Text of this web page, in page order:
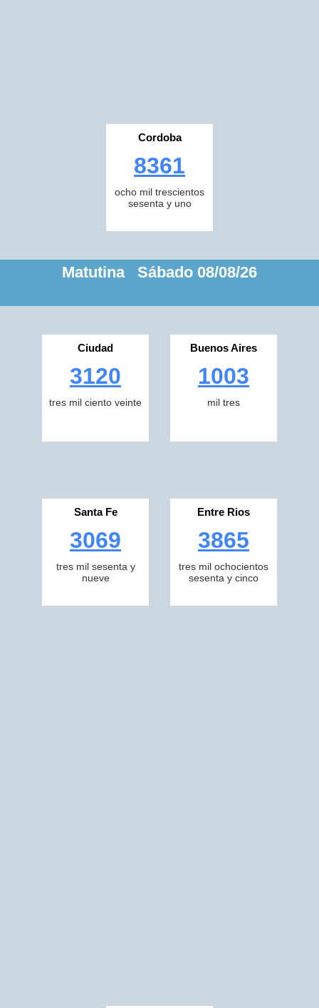
Cordoba
8361
ocho mil trescientos
sesenta y uno
Matutina Sábado 08/08/26
Ciudad
3120
tres mil ciento veinte
Buenos Aires
1003
mil tres
Santa Fe
3069
tres mil sesenta y
nueve
Entre Rios
3865
tres mil ochocientos
sesenta y cinco